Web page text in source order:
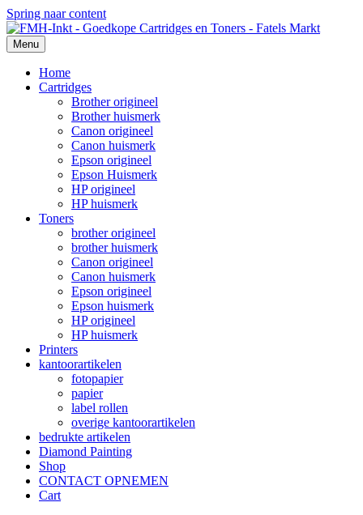
Spring naar content
Menu
Home
Cartridges
Brother origineel
Brother huismerk
Canon origineel
Canon huismerk
Epson origineel
Epson Huismerk
HP origineel
HP huismerk
Toners
brother origineel
brother huismerk
Canon origineel
Canon huismerk
Epson origineel
Epson huismerk
HP origineel
HP huismerk
Printers
kantoorartikelen
fotopapier
papier
label rollen
overige kantoorartikelen
bedrukte artikelen
Diamond Painting
Shop
CONTACT OPNEMEN
Cart